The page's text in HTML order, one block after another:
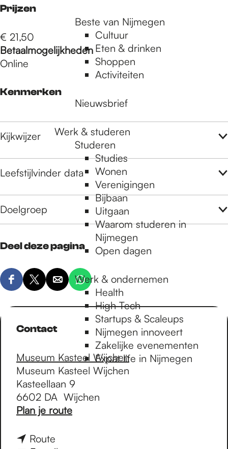
Beste van Nijmegen
Cultuur
Eten & drinken
Shoppen
Activiteiten
Nieuwsbrief
Werk & studeren
Studeren
Studies
Wonen
Verenigingen
Bijbaan
Uitgaan
Waarom studeren in
Nijmegen
Open dagen
Werk & ondernemen
Health
High Tech
Startups & Scaleups
Nijmegen innoveert
Zakelijke evenementen
Expat life in Nijmegen
Prijzen
€ 21,50
Betaalmogelijkheden
Online
Kenmerken
Kijkwijzer
Leefstijlvinder data
Doelgroep
Deel deze pagina
D
e
g
D
e
l
z
e
p
a
g
n
D
e
l
e
z
e
p
a
g
D
e
d
z
e
p
a
Contact
Museum Kasteel Wijchen
Museum Kasteel Wijchen
Kasteellaan 9
6602 DA Wijchen
Plan je routen
Route